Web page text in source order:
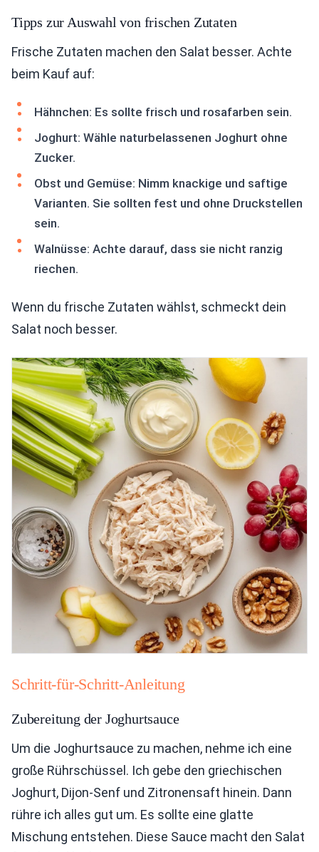
Tipps zur Auswahl von frischen Zutaten
Frische Zutaten machen den Salat besser. Achte
beim Kauf auf:
Hähnchen: Es sollte frisch und rosafarben sein.
Joghurt: Wähle naturbelassenen Joghurt ohne
Zucker.
Obst und Gemüse: Nimm knackige und saftige
Varianten. Sie sollten fest und ohne Druckstellen
sein.
Walnüsse: Achte darauf, dass sie nicht ranzig
riechen.
Wenn du frische Zutaten wählst, schmeckt dein
Salat noch besser.
Schritt-für-Schritt-Anleitung
Zubereitung der Joghurtsauce
Um die Joghurtsauce zu machen, nehme ich eine
große Rührschüssel. Ich gebe den griechischen
Joghurt, Dijon-Senf und Zitronensaft hinein. Dann
rühre ich alles gut um. Es sollte eine glatte
Mischung entstehen. Diese Sauce macht den Salat